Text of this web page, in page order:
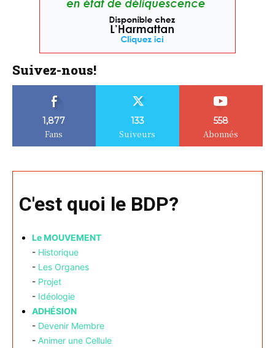
Suivez-nous!
1,877
Fans
133
Suiveurs
558
Abonnés
C'est quoi le BDP?
Le MOUVEMENT
- Historique
- Les Organes
- Projet
- Idéologie
ADHÉSION
- Devenir Membre
- Animer une Cellule